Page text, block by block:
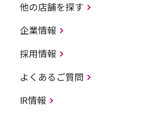
他の店舗を探す
企業情報
採用情報
よくあるご質問
IR情報